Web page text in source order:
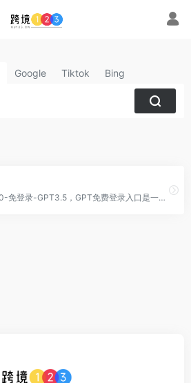
Google Tiktok Bing
GPT中文版免费4.0-免登录-GPT3.5，GPT免费登录入口是一种生成人工智能，它是尖端语言模型 GPT-3.5 和 GPT-4 提供支持。GPT官方中文版接受了来自互联网的大量数据。而我们ChatGAi免费登录是一个值得信赖的使用GPT 镜像网站。我们采用行业领先的加密技术保护您的个人数据，绝不与无关第三方共享，它不仅安全可靠，Ai反应速度灵敏，可用于ai聊天，ai写作，ai问答、生成ppt。